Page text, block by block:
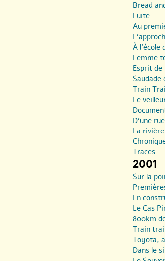
Bread
Fuite
Au
À l’école
Femme
Esprit de
Train
Le
D’une
La
Traces
2001
Sur la
En
Le Cas
800km
Train
Toyota,
Dans le